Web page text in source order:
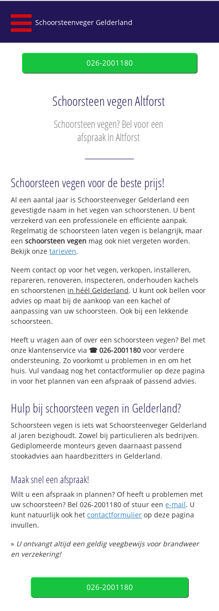
Schoorsteenveger Gelderland
026-2001180
Schoorsteen vegen Altforst
Schoorsteen vegen? Bel voor een
afspraak in Altforst
Schoorsteen vegen voor de beste prijs!
Al een aantal jaar is Schoorsteenveger Gelderland een
gevestigde naam in het vegen van schoorstenen. U bent
verzekerd van een professionele en efficiënte aanpak.
Regelmatig de schoorsteen laten vegen is belangrijk, maar
eenschoorsteen vegen mag ook niet vergeten worden.
Bekijk onzetarieven.
Neem contact op voor het vegen, verkopen, installeren,
repareren, renoveren, inspecteren, onderhouden kachels
en schoorstenen in héél Gelderland. U kunt ook bellen voor
advies op maat bij de aankoop van een kachel of
aanpassing van uw schoorsteen. Ook bij een lekkende
schoorsteen.
Heeft u vragen aan of over een schoorsteen vegen? Bel met
onze klantenservice via ☎ 026-2001180 voor verdere
ondersteuning. Zo voorkomt u problemen in en om het
huis. Vul vandaag nog het contactformulier op deze pagina
in voor het plannen van een afspraak of passend advies.
Hulp bij schoorsteen vegen in Gelderland?
Schoorsteen vegen is iets wat Schoorsteenveger Gelderland
al jaren bezighoudt. Zowel bij particulieren als bedrijven.
Gediplomeerde monteurs geven daarnaast passend
stookadvies aan haardbezitters in Gelderland.
Maak snel een afspraak!
Wilt u een afspraak in plannen? Of heeft u problemen met
uw schoorsteen? Bel 026-2001180 of stuur eene-mail. U
kunt natuurlijk ook hetcontactformulier op deze pagina
invullen.
» U ontvangt altijd een geldig veegbewijs voor brandweer
en verzekering!
026-2001180